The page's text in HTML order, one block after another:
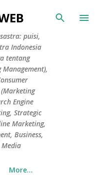
puisi,
Indonesia
tentang
Engine
Strategic
Marketing,
Business,
More…